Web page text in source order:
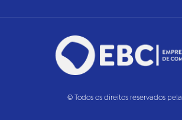
© Todos os direitos reservados pela